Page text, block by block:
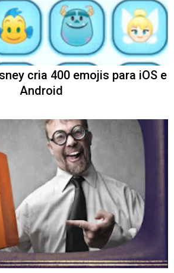
cria 400 emojis para iOS e
Android